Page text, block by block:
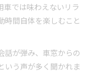
車では味わえないリラ
時間自体を楽しむこと
話が弾み、車窓からの
いう声が多く聞かれま